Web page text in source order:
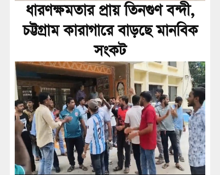
ধারণক্ষমতার প্রায় তিনগুণ বন্দী,
চট্টগ্রাম কারাগারে বাড়ছে মানবিক
সংকট